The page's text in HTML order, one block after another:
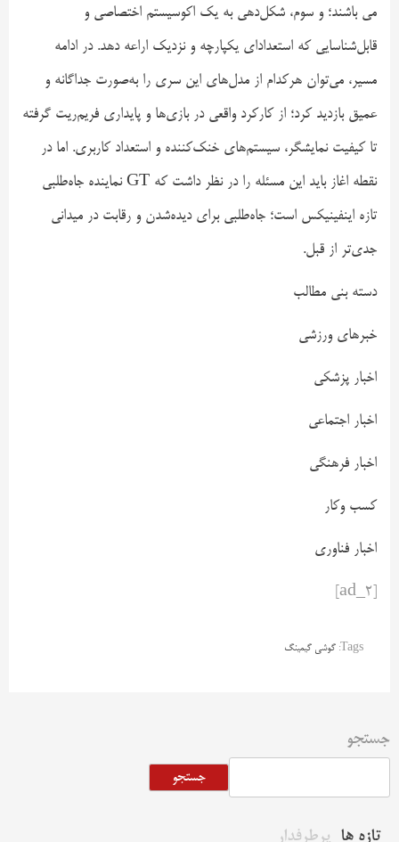
می باشند؛ و سوم، شکل‌دهی به یک اکوسیستم اختصاصی و
قابل‌شناسایی که استعداد‌ای یکپارچه و نزدیک اراعه دهد. در ادامه
مسیر، می‌توان هرکدام از مدل‌های این سری را به‌صورت جداگانه و
عمیق بازدید کرد؛ از کارکرد واقعی در بازی‌ها و پایداری فریم‌ریت گرفته
تا کیفیت نمایشگر، سیستم‌های خنک‌کننده و استعداد کاربری. اما در
نقطه اغاز باید این مسئله را در نظر داشت که GT نماینده جاه‌طلبی
تازه اینفینیکس است؛ جاه‌طلبی برای دیده‌شدن و رقابت در میدانی
جدی‌تر از قبل.
دسته بنی مطالب
خبرهای ورزشی
اخبار پزشکی
اخبار اجتماعی
اخبار فرهنگی
کسب وکار
اخبار فناوری
Tags: گوشی گیمینگ
جستجو
جستجو
تازه ها پرطرفدار